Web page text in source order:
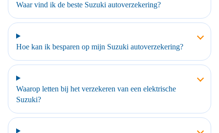
Waar vind ik de beste Suzuki autoverzekering?
Hoe kan ik besparen op mijn Suzuki autoverzekering?
Waarop letten bij het verzekeren van een elektrische
Suzuki?